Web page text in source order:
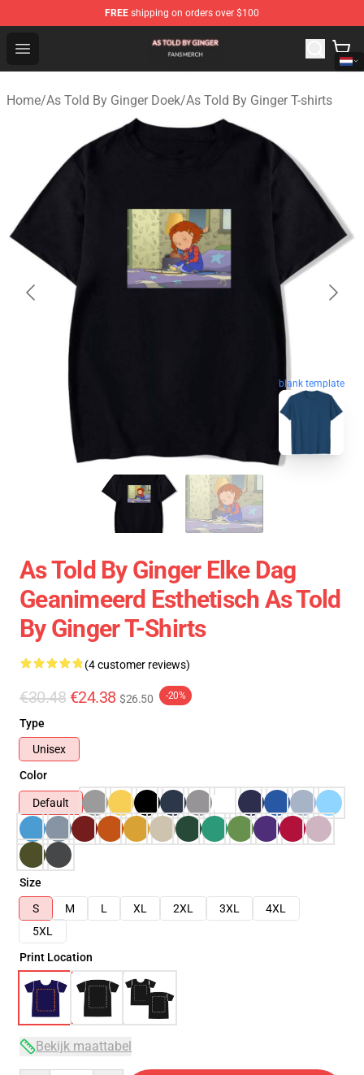
FREE shipping on orders over $100
Open menu
As Told By Ginger Shop - Official As Told By Ginger
Home/As Told By Ginger Doek/As Told By Ginger T-shirts
blank template
As Told By Ginger Elke Dag
Geanimeerd Esthetisch As Told
By Ginger T-Shirts
(4 customer reviews)
€30.48 €24.38 $26.50 -20%
Type
Unisex
Color
Default
Size
S
M L XL 2XL 3XL
4XL
5XL
Print Location
Bekijk maattabel